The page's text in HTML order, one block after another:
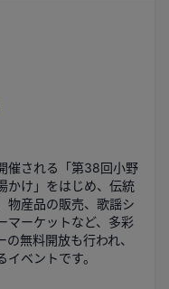
催される「第38回小野
かけ」をはじめ、伝統
物産品の販売、歌謡シ
マーケットなど、多彩
無料開放も行われ、
ベントです。